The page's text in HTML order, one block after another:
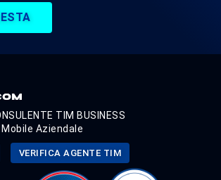
TIM BUSINESS
Aziendale
VERIFICA AGENTE TIM